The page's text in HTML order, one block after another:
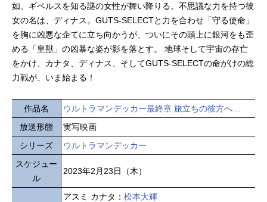
如、ギベルスを知る謎の女性が舞い降りる。不思議な力を持つ彼
女の名は、ディナス。GUTS-SELECTと力を合わせ「守る使命」
を胸に凶悪な企てに立ち向かうが、ついにその頭上に銀河をも歪
める「皇獣」の凶暴な姿が影を落とす。 地球そして宇宙の存亡
をかけ、カナタ、ディナス、そしてGUTS-SELECTの命がけの総
力戦が、いま始まる！
作品名
ウルトラマンデッカー最終章 旅立ちの彼方へ…
放送形態
実写映画
シリーズ
ウルトラマンデッカー
スケジュー
ル
2023年2月23日（木）
アスミ カナタ： 松本大輝